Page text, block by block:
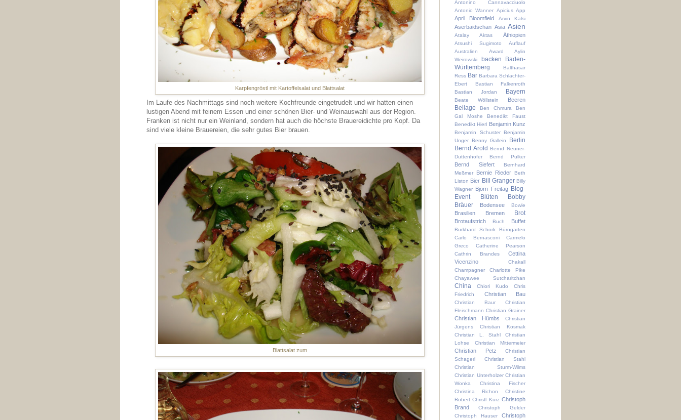
Karpfengröstl mit Kartoffelsalat und Blattsalat
Im Laufe des Nachmittags sind noch weitere Kochfreunde eingetrudelt und wir hatten einen
lustigen Abend mit feinem Essen und einer schönen Bier- und Weinauswahl aus der Region.
Franken ist nicht nur ein Weinland, sondern hat auch die höchste Brauereidichte pro Kopf. Da
sind viele kleine Brauereien, die sehr gutes Bier brauen.
Blattsalat zum
Antonino Cannavacciuolo
Antonio Wanner Apicius App
April Bloomfield Arvin Kalsi
Aserbaidschan Asia Asien
Atalay Aktas Äthiopien
Atsushi Sugimoto
Auflauf
Australien
Award
Aylin
Weirowski
backen
Baden-
Württemberg
Balthasar
Ress Bar Barbara Schlachter-
Ebert
Bastian Falkenroth
Bastian Jordan
Bayern
Beate Wöllstein Beeren
Beilage Ben Chmura
Ben
Gal Moshe
Benedikt Faust
Benedikt Hierl Benjamin Kunz
Benjamin Schuster
Benjamin
Unger
Benny Gallein
Berlin
Bernd Arold Bernd Neuner-
Duttenhofer
Bernd Pulker
Bernd Siefert
Bernhard
Meßmer
Bernie Rieder
Beth
Liston Bier Bill Granger Billy
Wagner Björn Freitag Blog-
Event
Blüten
Bobby
Bräuer
Bodensee Bowle
Brasilien Bremen Brot
Brotaufstrich Buch Buffet
Burkhard Schork
Bürogarten
Carlo Bernasconi
Carmelo
Greco
Catherine Pearson
Cathrin Brandes
Cettina
Vicenzino
Chakall
Champagner
Charlotte Pike
Chayawee Sutcharitchan
China Chiori Kudo
Chris
Friedrich
Christian Bau
Christian Baur
Christian
Fleischmann Christian Grainer
Christian Hümbs
Christian
Jürgens
Christian Kosmak
Christian L. Stahl
Christian
Lohse
Christian Mittermeier
Christian Petz
Christian
Schagerl
Christian Stahl
Christian Sturm-Wilms
Christian Unterholzer Christian
Wonka
Christina Fischer
Christina Richon
Christine
Robert Christl Kurz Christoph
Brand
Christoph Gelder
Christoph Hauser
Christoph